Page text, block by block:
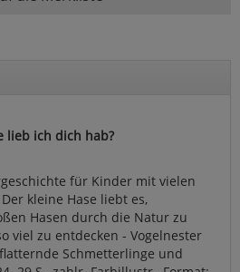
lieb ich dich hab?
für Kinder mit vielen
kleine Hase liebt es,
Hasen durch die Natur zu
viel zu entdecken - Vogelnester
Schmetterlinge und